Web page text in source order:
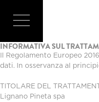
INFORMATIVA SUL
Il Regolamento Europeo
dati. In osservanza al
TITOLARE DEL
Lignano Pineta spa